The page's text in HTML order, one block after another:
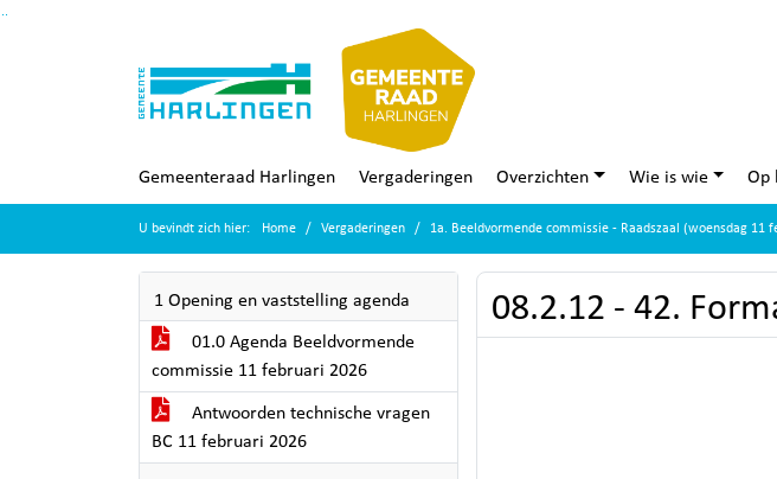
Gemeenteraad Harlingen Vergaderingen Overzichten Wie is wie Op
U bevindt zich hier: Home Vergaderingen 1a. Beeldvormende commissie - Raadszaal (woensdag 11
1 Opening en vaststelling agenda
01.0 Agenda Beeldvormende
commissie 11 februari 2026
Antwoorden technische vragen
BC 11 februari 2026
08.2.12 - 42.